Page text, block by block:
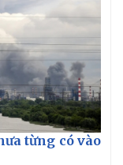
từng có vào